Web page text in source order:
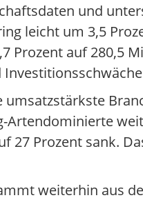
und
leicht um 3,5
Prozent auf 280,5
umsatzstärkste
Artendominierte
27 Prozent sank.
weiterhin aus